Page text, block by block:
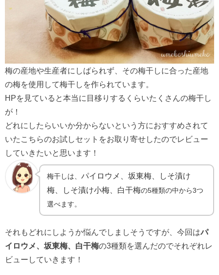
梅の産地や生産者にしばられず、その梅干しに合った産地
の梅を使用して梅干しを作られています。
HPを見ていると本当に目移りするくらいたくさんの梅干し
が！
どれにしたらいいか分からないという方におすすめされて
いたこちらのお試しセットをお取り寄せしたのでレビュー
していきたいと思います！
梅干しは、パイロウメ、坂東梅、しそ漬け
梅、しそ漬け小梅、白干梅の5種類の中から3つ
選べます。
それもどれにしようか悩んでしましそうですが、今回はパ
イロウメ、坂東梅、白干梅の3種類を選んだのでそれぞれレ
ビューしていきます！